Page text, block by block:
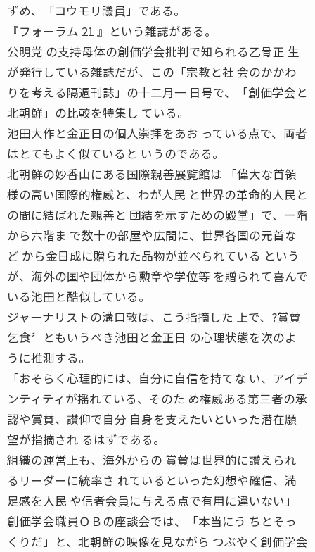
ずめ、「コウモリ議員」である。
『フォーラム 21 』という雑誌がある。
公明党 の支持母体の創価学会批判で知られる乙骨正 生
が発行している雑誌だが、この「宗教と社 会のかかわ
りを考える隔週刊誌」の十二月一 日号で、「創価学会と
北朝鮮」の比較を特集し ている。
池田大作と金正日の個人崇拝をあお っている点で、両者
はとてもよく似ていると いうのである。
北朝鮮の妙香山にある国際親善展覧館は 「偉大な首領
様の高い国際的権威と、わが人民 と世界の革命的人民と
の間に結ばれた親善と 団結を示すための殿堂」で、一階
から六階ま で数十の部屋や広間に、世界各国の元首な
ど から金日成に贈られた品物が並べられている という
が、海外の国や団体から勲章や学位等 を贈られて喜んで
いる池田と酷似している。
ジャーナリストの溝口敦は、こう指摘した 上で、?賞賛
乞食〞ともいうべき池田と金正日 の心理状態を次のよ
うに推測する。
「おそらく心理的には、自分に自信を持てな い、アイデ
ンティティが揺れている、そのた め権威ある第三者の承
認や賞賛、讃仰で自分 自身を支えたいといった潜在願
望が指摘され るはずである。
組織の運営上も、海外からの 賞賛は世界的に讃えられ
るリーダーに統率さ れているといった幻想や確信、満
足感を人民 や信者会員に与える点で有用に違いない」
創価学会職員ＯＢの座談会では、「本当にう ちとそっ
くりだ」と、北朝鮮の映像を見ながら つぶやく創価学会